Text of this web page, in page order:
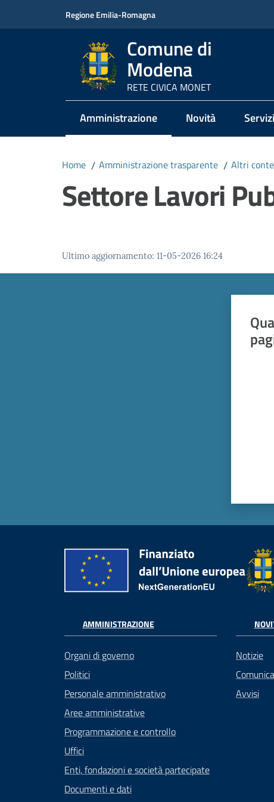
Regione Emilia-Romagna
Comune di
Modena
RETE CIVICA MONET
Amministrazione
Menu selezionato Novità Servizi
Home / Amministrazione trasparente / Altri
Settore Lavori
Ultimo aggiornamento: 11-05-2026 16:24
AMMINISTRAZIONE
Organi di governo
Politici
Personale amministrativo
Aree amministrative
Programmazione e controllo
Uffici
Enti, fondazioni e società partecipate
Documenti e dati
Notizie
Avvisi